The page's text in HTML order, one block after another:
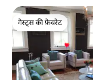
गेस्ट्स की फ़ेवरेट
गेस्ट्स की फ़ेवरेट